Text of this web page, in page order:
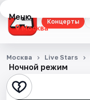
Концерты
Меню
Москва
Концерты
Театр
Ночной режим
Москва Live Stars